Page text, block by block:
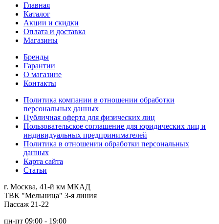
Главная
Каталог
Акции и скидки
Оплата и доставка
Магазины
Бренды
Гарантии
О магазине
Контакты
Политика компании в отношении обработки
персональных данных
Публичная оферта для физических лиц
Пользовательское соглашение для юридических лиц и
индивидуальных предпринимателей
Политика в отношении обработки персональных
данных
Карта сайта
Статьи
г. Москва, 41-й км МКАД
ТВК "Мельница" 3-я линия
Пассаж 21-22
пн-пт 09:00 - 19:00